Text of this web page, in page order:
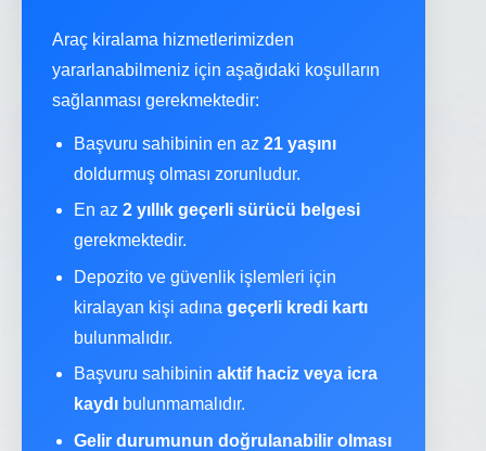
Araç kiralama hizmetlerimizden
yararlanabilmeniz için aşağıdaki koşulların
sağlanması gerekmektedir:
Başvuru sahibinin en az 21 yaşını
doldurmuş olması zorunludur.
En az 2 yıllık geçerli sürücü belgesi
gerekmektedir.
Depozito ve güvenlik işlemleri için
kiralayan kişi adına geçerli kredi kartı
bulunmalıdır.
Başvuru sahibinin aktif haciz veya icra
kaydı bulunmamalıdır.
Gelir durumunun doğrulanabilir olması